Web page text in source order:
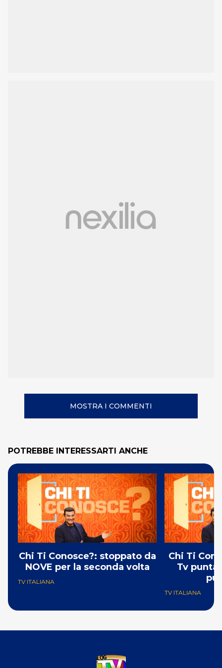
MOSTRA I COMMENTI
POTREBBE INTERESSARTI ANCHE
Chi Ti Conosce?: stoppato da
NOVE per la seconda volta
TV ITALIANA
Chi Ti
Tv
TV ITALIANA